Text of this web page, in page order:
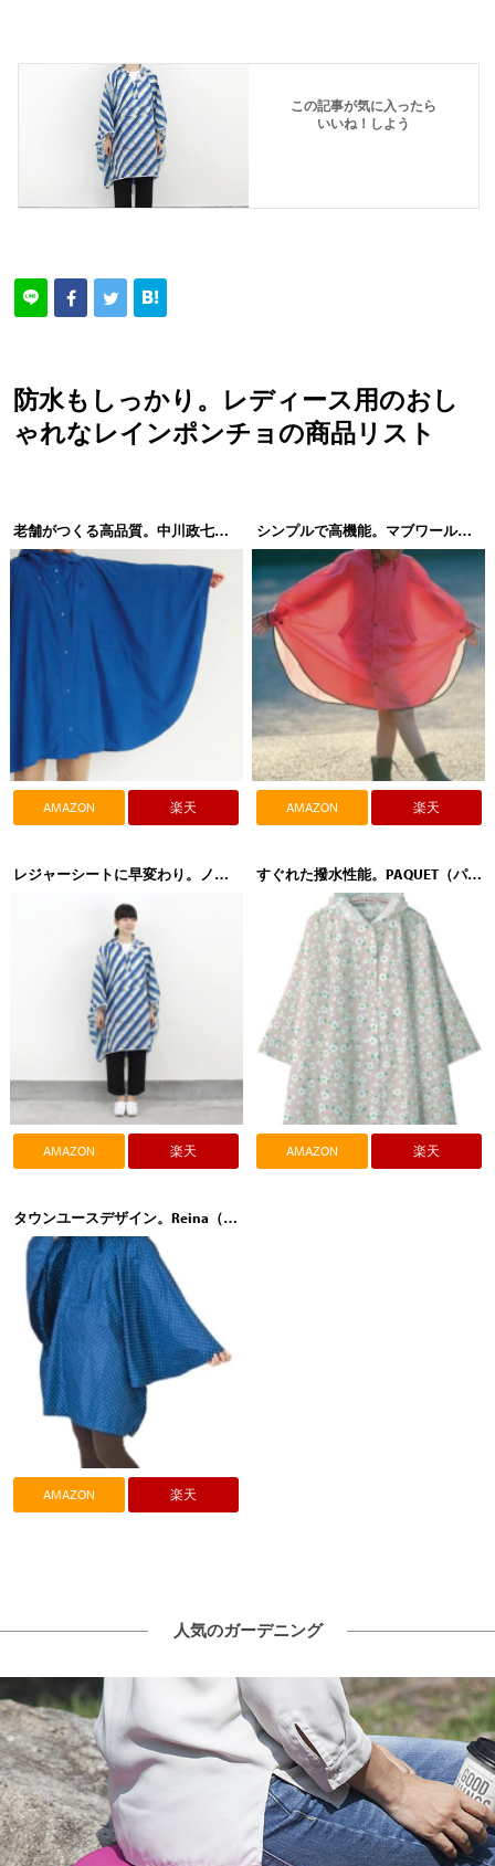
この記事が気に入ったら
いいね！しよう
防水もしっかり。レディース用のおし
ゃれなレインポンチョの商品リスト
老舗がつくる高品質。中川政七商店 レインポンチョ 1004-0260
AMAZON 楽天
シンプルで高機能。マブワールド mabu（マブ）emboss（エンボス）レインポンチョ
AMAZON 楽天
レジャーシートに早変わり。ノルコーポレーション Danke（ダンケ）Rain Cape（レインケープ）DWZ-06
AMAZON 楽天
すぐれた撥水性能。PAQUET（パケット）レインポンチョ
AMAZON 楽天
タウンユースデザイン。Reina（レイナ）ポンチョ
AMAZON 楽天
人気のガーデニング